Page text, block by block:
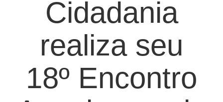
Cidadania
realiza seu
18º Encontro